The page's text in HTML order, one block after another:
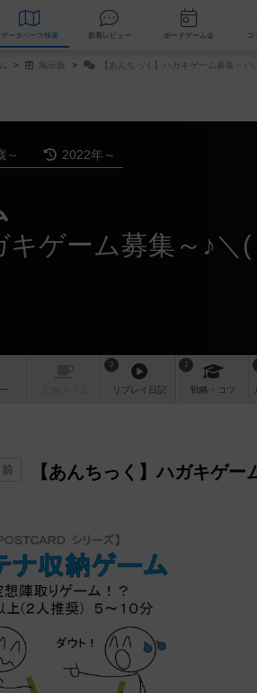
データベース 検索 新着レビュー ボードゲ
掲示板 【あんちっく】ハガキゲーム募集～♪＼
～ 2022年～
キゲーム募集～♪＼
2
リプレイ 日記
1
戦略 ・コツ
【あんちっく】ハガキゲ